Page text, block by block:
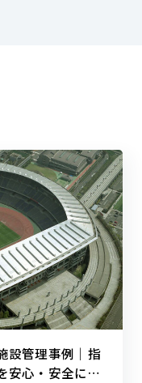
設管理事例｜指
安心・安全に支